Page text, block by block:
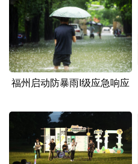
English Español
Русский язык
Deutsch Português
福州启动防暴雨I级应急响应